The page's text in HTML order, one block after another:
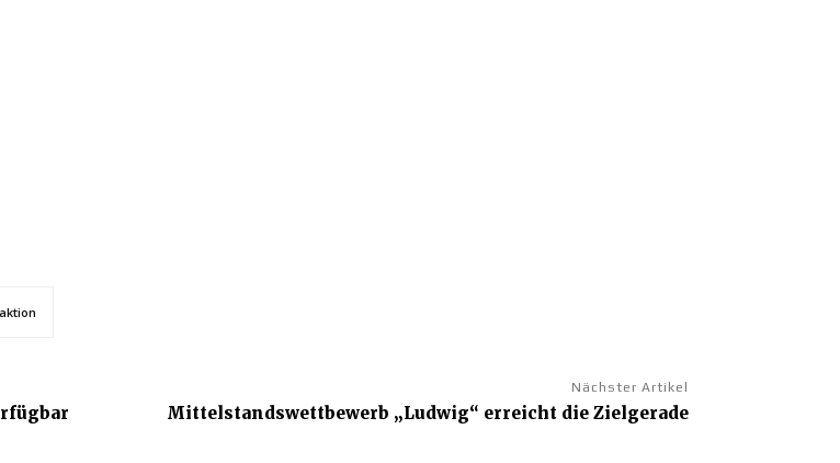
Nächster Artikel
Mittelstandswettbewerb „Ludwig“ erreicht die Zielgerade